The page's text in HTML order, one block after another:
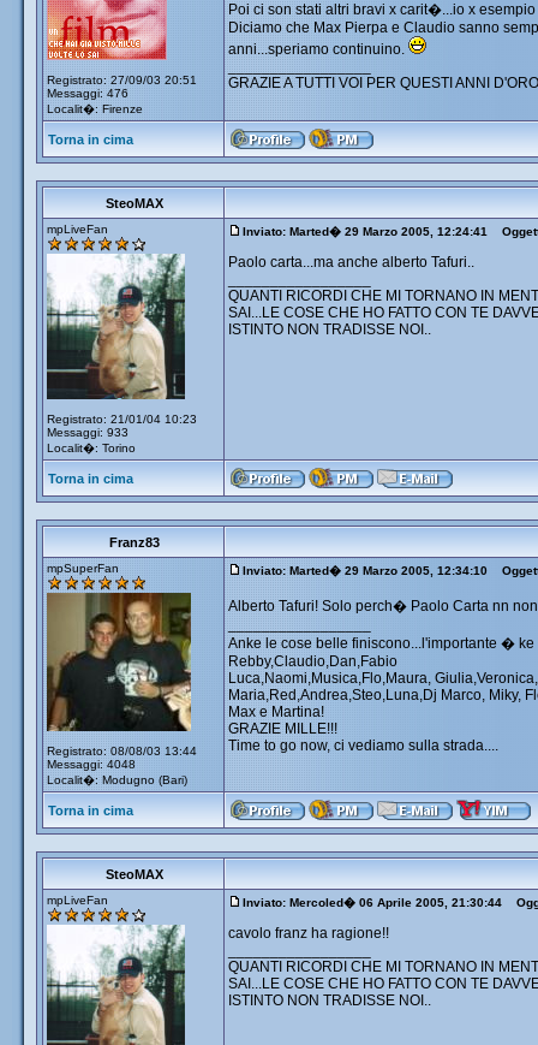
Registrato: 27/09/03 20:51
Messaggi: 476
Localit�: Firenze
Poi ci son stati altri bravi x carit�...io x
Diciamo che Max Pierpa e Claudio sanno
anni...speriamo continuino.
GRAZIE A TUTTI VOI PER QUESTI ANNI
Torna in cima
SteoMAX
mpLiveFan
Registrato: 21/01/04 10:23
Messaggi: 933
Localit�: Torino
Inviato: Marted� 29 Marzo 2005, 12:24:41
Paolo carta...ma anche alberto Tafuri..
QUANTI RICORDI CHE MI TORNANO IN
SAI...LE COSE CHE HO FATTO CON TE
ISTINTO NON TRADISSE NOI..
Torna in cima
Franz83
mpSuperFan
Registrato: 08/08/03 13:44
Messaggi: 4048
Localit�: Modugno (Bari)
Inviato: Marted� 29 Marzo 2005, 12:34:10
Alberto Tafuri! Solo perch� Paolo Carta nn
Anke le cose belle finiscono...l'importante �
Rebby,Claudio,Dan,Fabio
Luca,Naomi,Musica,Flo,Maura,
Maria,Red,Andrea,Steo,Luna,Dj Marco, Miky,
Max e Martina!
GRAZIE MILLE!!!
Time to go now, ci vediamo sulla strada....
Torna in cima
SteoMAX
mpLiveFan Inviato: Mercoled� 06 Aprile 2005, 21:30:44
cavolo franz ha ragione!!
QUANTI RICORDI CHE MI TORNANO IN
SAI...LE COSE CHE HO FATTO CON TE
ISTINTO NON TRADISSE NOI..